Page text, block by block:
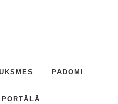
PADOMI
PORTĀLĀ